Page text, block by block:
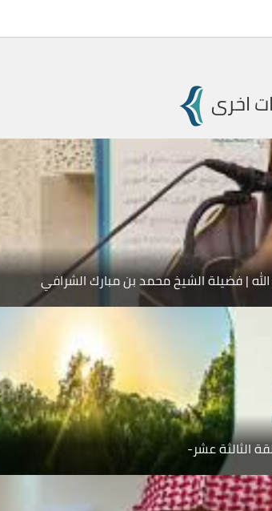
اخرى
| فضيلة الشيخ محمد بن مبارك الشرافي
الثالثة عشر-